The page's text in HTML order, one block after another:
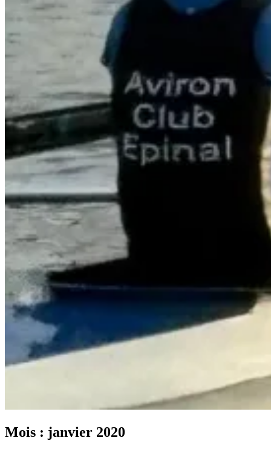
Mois : janvier 2020